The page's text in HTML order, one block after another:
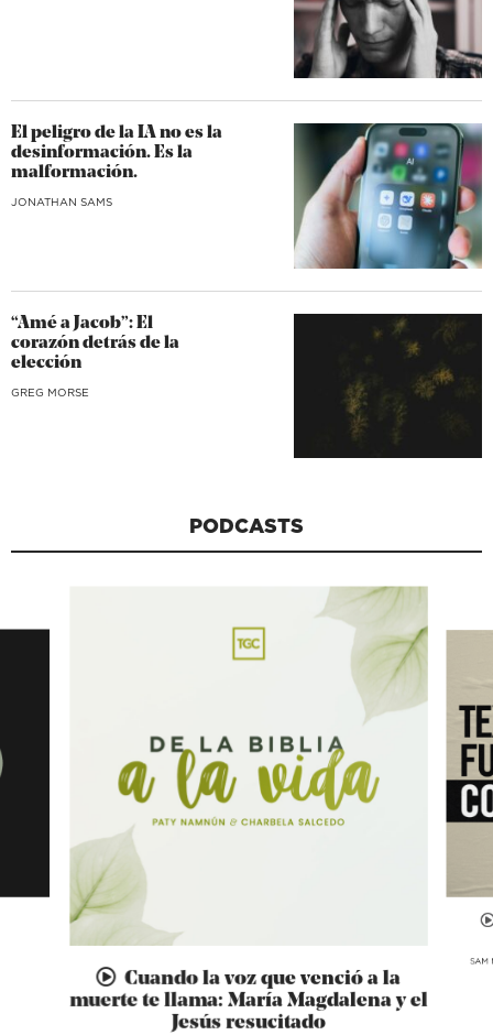
El peligro de la IA no es la
desinformación. Es la
malformación.
JONATHAN SAMS
“Amé a Jacob”: El
corazón detrás de la
elección
GREG MORSE
PODCASTS
Cuando la voz que venció a la
muerte te llama: María Magdalena y el
Jesús resucitado
SAM